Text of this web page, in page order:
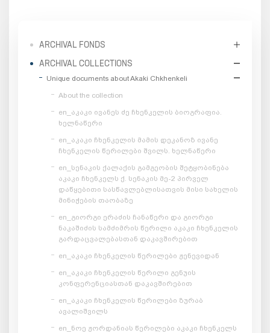
ARCHIVAL FONDS
ARCHIVAL COLLECTIONS
Unique documents about Akaki Chkhenkeli
About the collection
en_აკაკი ივანეს ძე ჩხენკელის ბიოგრაფია.
ხელნაწერი
en_აკაკი ჩხენკელის მამის დეკანოზ ივანე
ჩხენკელის წერილები შვილს. ხელნაწერი
en_სენაკის ქალაქის გამგეობის შეტყობინება
აკაკი ჩხენკელს ქ. სენაკის მე-2 პირველ
დაწყებითი სასწავლებლისათვის მისი სახელის
მინიჭების თაობაზე
en_გიორგი ერაძის ჩანაწერი და გიორგი
ნაკაშიძის სამძიმრის წერილი აკაკი ჩხენკელის
გარდაცვალებასთან დაკავშირებით
en_აკაკი ჩხენკელის წერილები ჟენევიდან
en_აკაკი ჩხენკელის წერილი გენუის
კონფერენციასთან დაკავშირებით
en_აკაკი ჩხენკელის წერილები ზურაბ
ავალიშვილს
en_ნოე ჟორდანიას წერილები აკაკი ჩხენკელს